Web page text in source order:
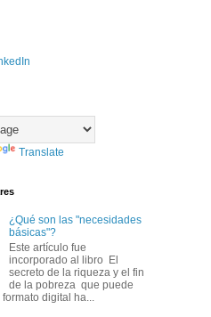
Translate
¿Qué son las "necesidades
básicas"?
Este artículo fue
incorporado al libro El
secreto de la riqueza y el fin
de la pobreza que puede
digital ha...